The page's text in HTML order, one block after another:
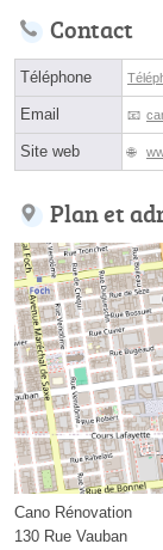
Contact
Téléphone
Email
Site web
Plan et
Cano Rénovation
130 Rue Vauban